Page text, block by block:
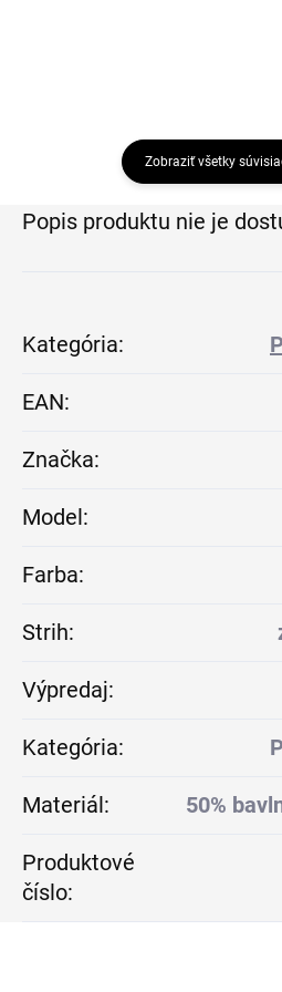
Zobraziť všetky
Popis produktu nie je
Kategória:
EAN:
Značka:
Model:
Farba:
Strih:
Výpredaj:
Kategória:
Materiál: 50%
Produktové
číslo: